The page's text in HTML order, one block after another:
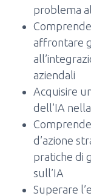
problema
affrontare
aziendali
Acquisire
dell’IA
d’azione
pratiche di
sull’IA
Superare